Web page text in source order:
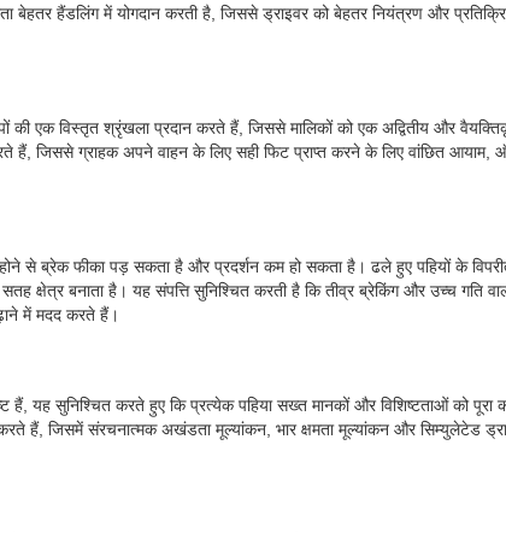
बेहतर हैंडलिंग में योगदान करती है, जिससे ड्राइवर को बेहतर नियंत्रण और
की एक विस्तृत श्रृंखला प्रदान करते हैं, जिससे मालिकों को एक अद्वितीय और
हैं, जिससे ग्राहक अपने वाहन के लिए सही फिट प्राप्त करने के लिए वांछित
से ब्रेक फीका पड़ सकता है और प्रदर्शन कम हो सकता है। ढले हुए पहियों के
बनाता है। यह संपत्ति सुनिश्चित करती है कि तीव्र ब्रेकिंग और उच्च गति
में मदद करते हैं।
हैं, यह सुनिश्चित करते हुए कि प्रत्येक पहिया सख्त मानकों और विशिष्टताओं को
हैं, जिसमें संरचनात्मक अखंडता मूल्यांकन, भार क्षमता मूल्यांकन और सिम्युलेटेड